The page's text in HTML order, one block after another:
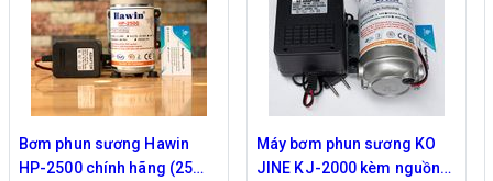
Máy bơm phun sương KO
JINE KJ-2000 kèm nguồn
Máy bơm Kazuma 370W -
Chuyên phun sương tưới